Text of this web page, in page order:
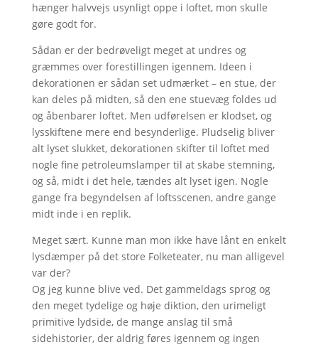
hænger halvvejs usynligt oppe i loftet, mon skulle
gøre godt for.
Sådan er der bedrøveligt meget at undres og
græmmes over forestillingen igennem. Ideen i
dekorationen er sådan set udmærket – en stue, der
kan deles på midten, så den ene stuevæg foldes ud
og åbenbarer loftet. Men udførelsen er klodset, og
lysskiftene mere end besynderlige. Pludselig bliver
alt lyset slukket, dekorationen skifter til loftet med
nogle fine petroleumslamper til at skabe stemning,
og så, midt i det hele, tændes alt lyset igen. Nogle
gange fra begyndelsen af loftsscenen, andre gange
midt inde i en replik.
Meget sært. Kunne man mon ikke have lånt en enkelt
lysdæmper på det store Folketeater, nu man alligevel
var der?
Og jeg kunne blive ved. Det gammeldags sprog og
den meget tydelige og høje diktion, den urimeligt
primitive lydside, de mange anslag til små
sidehistorier, der aldrig føres igennem og ingen